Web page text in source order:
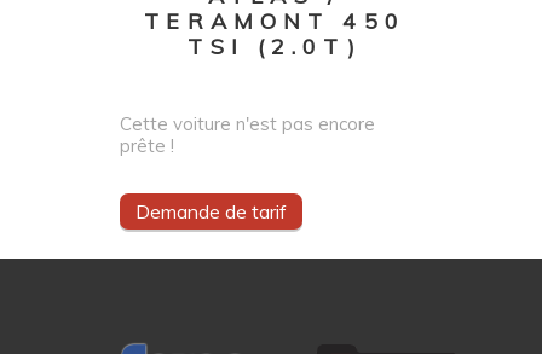
TERAMONT 450
TSI (2.0T)
Cette voiture n'est pas encore
prête !
Demande de tarif